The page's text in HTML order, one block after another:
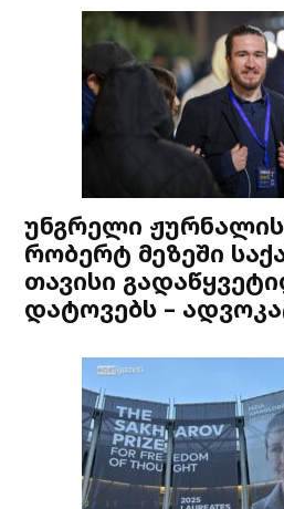
უნგრელი
რობერტ მეზეში
თავისი
დატოვებს –